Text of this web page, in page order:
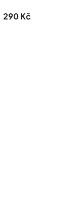
290 Kč